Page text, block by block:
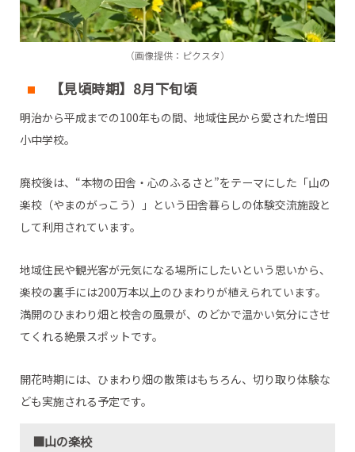
（画像提供：ピクスタ）
【見頃時期】8月下旬頃
明治から平成までの100年もの間、地域住民から愛された増田
小中学校。
廃校後は、“本物の田舎・心のふるさと”をテーマにした「山の
楽校（やまのがっこう）」という田舎暮らしの体験交流施設と
して利用されています。
地域住民や観光客が元気になる場所にしたいという思いから、
楽校の裏手には200万本以上のひまわりが植えられています。
満開のひまわり畑と校舎の風景が、のどかで温かい気分にさせ
てくれる絶景スポットです。
開花時期には、ひまわり畑の散策はもちろん、切り取り体験な
ども実施される予定です。
■山の楽校